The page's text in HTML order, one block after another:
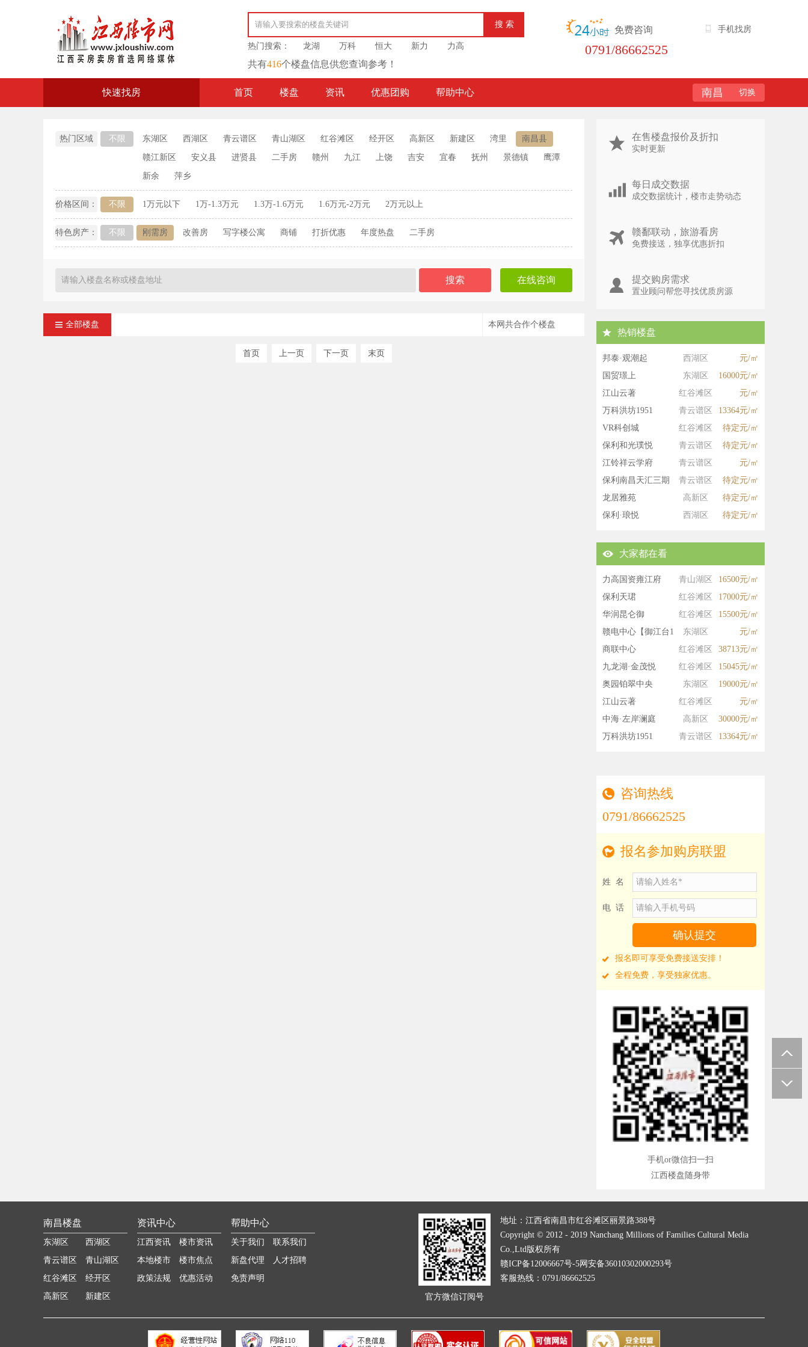
热门搜索： 龙湖 万科 恒大 新力 力高
共有416个楼盘信息供您查询参考！
免费咨询
0791/86662525
手机找房
快速找房 首页 楼盘 资讯 优惠团购 帮助中心 南昌 切换
热门区域 不限 东湖区 西湖区 青云谱区 青山湖区 红谷滩区 经开区 高新区 新建区 湾里 南昌县
赣江新区 安义县 进贤县 二手房 赣州 九江 上饶 吉安 宜春 抚州 景德镇 鹰潭
新余 萍乡
价格区间： 不限 1万元以下 1万-1.3万元 1.3万-1.6万元 1.6万元-2万元 2万元以上
特色房产： 不限 刚需房 改善房 写字楼公寓 商铺 打折优惠 年度热盘 二手房
在线咨询
全部楼盘 本网共合作个楼盘
首页 上一页 下一页 末页
在售楼盘报价及折扣
实时更新
每日成交数据
成交数据统计，楼市走势动态
赣鄱联动，旅游看房
免费接送，独享优惠折扣
提交购房需求
置业顾问帮您寻找优质房源
热销楼盘
邦泰·观潮起 西湖区
元/㎡
国贸璟上
东湖区
16000元/㎡
江山云著
红谷滩区
元/㎡
万科洪坊1951
青云谱区
13364元/㎡
VR科创城
红谷滩区
待定元/㎡
保利和光璞悦
青云谱区
待定元/㎡
江铃祥云学府
青云谱区
元/㎡
保利南昌天汇三期
青云谱区
待定元/㎡
龙居雅苑
高新区
待定元/㎡
保利·琅悦
西湖区 待定元/㎡
大家都在看
力高国资雍江府 青山湖区
16500元/㎡
保利天珺
红谷滩区
17000元/㎡
华润昆仑御
红谷滩区
15500元/㎡
赣电中心【御江台1
號】
东湖区
元/㎡
商联中心
红谷滩区
38713元/㎡
九龙湖·金茂悦
红谷滩区
15045元/㎡
奥园铂翠中央
东湖区
19000元/㎡
江山云著
红谷滩区
元/㎡
中海·左岸澜庭
高新区
30000元/㎡
万科洪坊1951
青云谱区 13364元/㎡
咨询热线
0791/86662525
报名参加购房联盟
姓 名
电 话
报名即可享受免费接送安排！
全程免费，享受独家优惠。
手机or微信扫一扫
江西楼盘随身带
南昌楼盘
东湖区
西湖区
青云谱区
青山湖区
红谷滩区
经开区
高新区
新建区
资讯中心
江西资讯
楼市资讯
本地楼市
楼市焦点
政策法规
优惠活动
帮助中心
关于我们
联系我们
新盘代理
人才招聘
免责声明
官方微信订阅号
地址：江西省南昌市红谷滩区丽景路388号
Copyright © 2012 - 2019 Nanchang Millions of Families Cultural Media
Co.,Ltd版权所有
赣ICP备12006667号-5网安备36010302000293号
客服热线：0791/86662525